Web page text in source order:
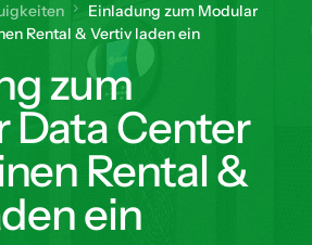
Einladung zum Modular
Rental & Vertiv laden ein
zum
Data Center
Rental &
ein